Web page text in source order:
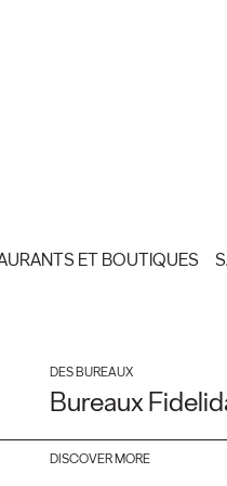
ET BOUTIQUES
DES BUREAUX
Bureaux
DISCOVER MORE